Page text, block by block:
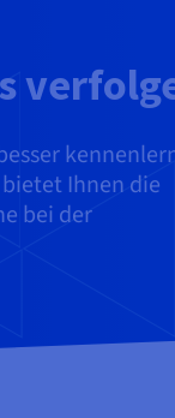
Ihnen die
bei der